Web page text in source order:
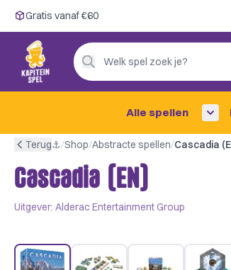
Gratis vanaf €60
Morgen in huis ✓
Persoonlijk advies
4,9/5 —
200+ beoordelingen
Gratis vanaf €60
Welk spel zoek je?
Alle spellen
Terug⚓︎/Shop/Abstracte spellen/Cascadia
Cascadia (EN)
Uitgever: Alderac Entertainment Group